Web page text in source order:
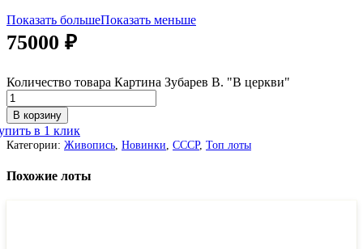
Показать большеПоказать меньше
75000 ₽
Количество товара Картина Зубарев В. "В церкви"
В корзину
в 1 клик
Категории: Живопись Новинки СССР, Топ лоты
Похожие лоты